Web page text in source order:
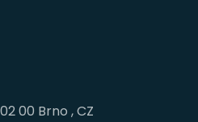
00 Brno , CZ